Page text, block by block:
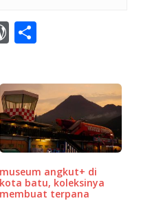
W
r
d
P
r
e
ss
ar
e
museum angkut+ di
kota batu, koleksinya
membuat terpana